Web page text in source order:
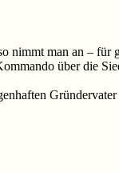
nimmt man an – für
über die